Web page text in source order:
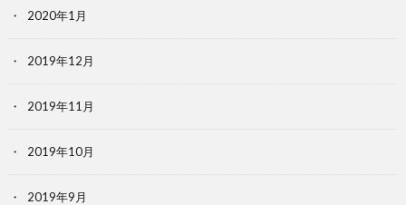
2020年1月
2019年12月
2019年11月
2019年10月
2019年9月